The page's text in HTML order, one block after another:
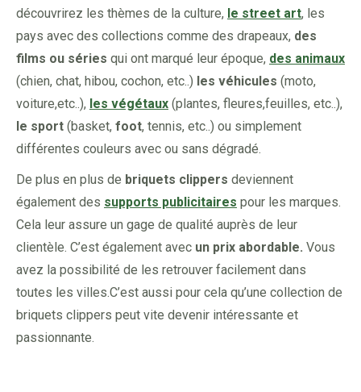
découvrirez les thèmes de la culture, le street art, les
pays avec des collections comme des drapeaux, des
films ou séries qui ont marqué leur époque, des animaux
(chien, chat, hibou, cochon, etc..) les véhicules (moto,
voiture,etc..), les végétaux (plantes, fleures,feuilles, etc..),
le sport (basket, foot, tennis, etc..) ou simplement
différentes couleurs avec ou sans dégradé.
De plus en plus de briquets clippers deviennent
également des supports publicitaires pour les marques.
Cela leur assure un gage de qualité auprès de leur
clientèle. C’est également avec un prix abordable. Vous
avez la possibilité de les retrouver facilement dans
toutes les villes.C’est aussi pour cela qu’une collection de
briquets clippers peut vite devenir intéressante et
passionnante.